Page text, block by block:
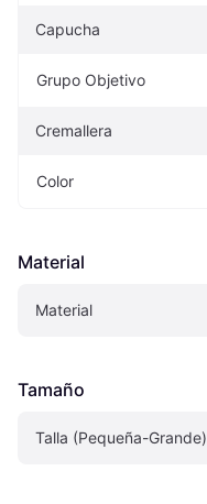
Capucha
Grupo Objetivo
Cremallera
Color
Material
Material
Tamaño
Talla (Pequeña-Grande)